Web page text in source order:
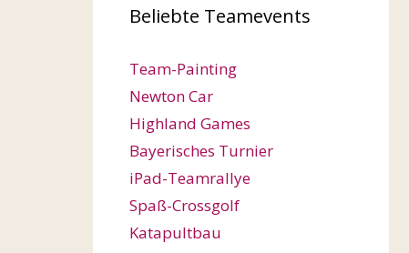
Beliebte Teamevents
Team-Painting
Newton Car
Highland Games
Bayerisches Turnier
iPad-Teamrallye
Spaß-Crossgolf
Katapultbau